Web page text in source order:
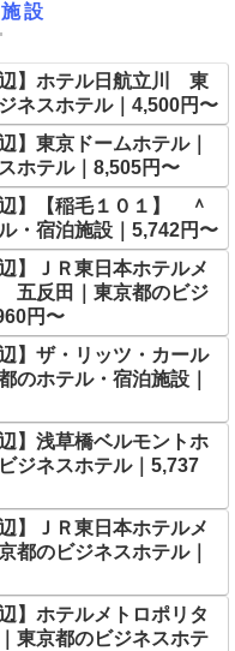
設
辺】ホテル日航立川 東
ネスホテル｜4,500円〜
】東京ドームホテル｜
ホテル｜8,505円〜
辺】【稲毛１０１】 ＾
・宿泊施設｜5,742円〜
】ＪＲ東日本ホテルメ
反田｜東京都のビジ
円〜
】ザ・リッツ・カール
のホテル・宿泊施設｜
】浅草橋ベルモントホ
ジネスホテル｜5,737
】ＪＲ東日本ホテルメ
都のビジネスホテル｜
】ホテルメトロポリタ
東京都のビジネスホテ